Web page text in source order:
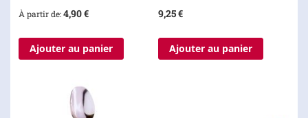
À partir de 4,90 €
Ajouter au panier
9,25 €
Ajouter au panier